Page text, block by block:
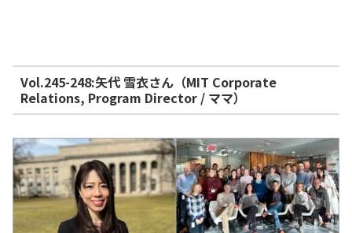
Vol.245-248:矢代 雪衣さん（MIT Corporate
Relations, Program Director / ママ）